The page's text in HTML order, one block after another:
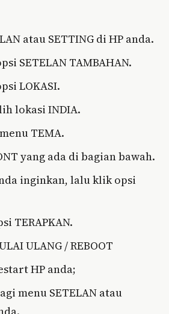
atau SETTING di HP anda.
SETELAN TAMBAHAN.
LOKASI.
lokasi INDIA.
TEMA.
yang ada di bagian bawah.
inginkan, lalu klik opsi
TERAPKAN.
ULANG / REBOOT
HP anda;
menu SETELAN atau